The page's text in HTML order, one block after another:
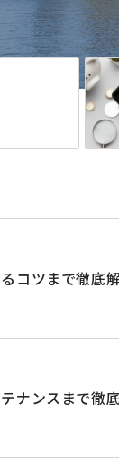
コツまで徹底
ナンスまで徹